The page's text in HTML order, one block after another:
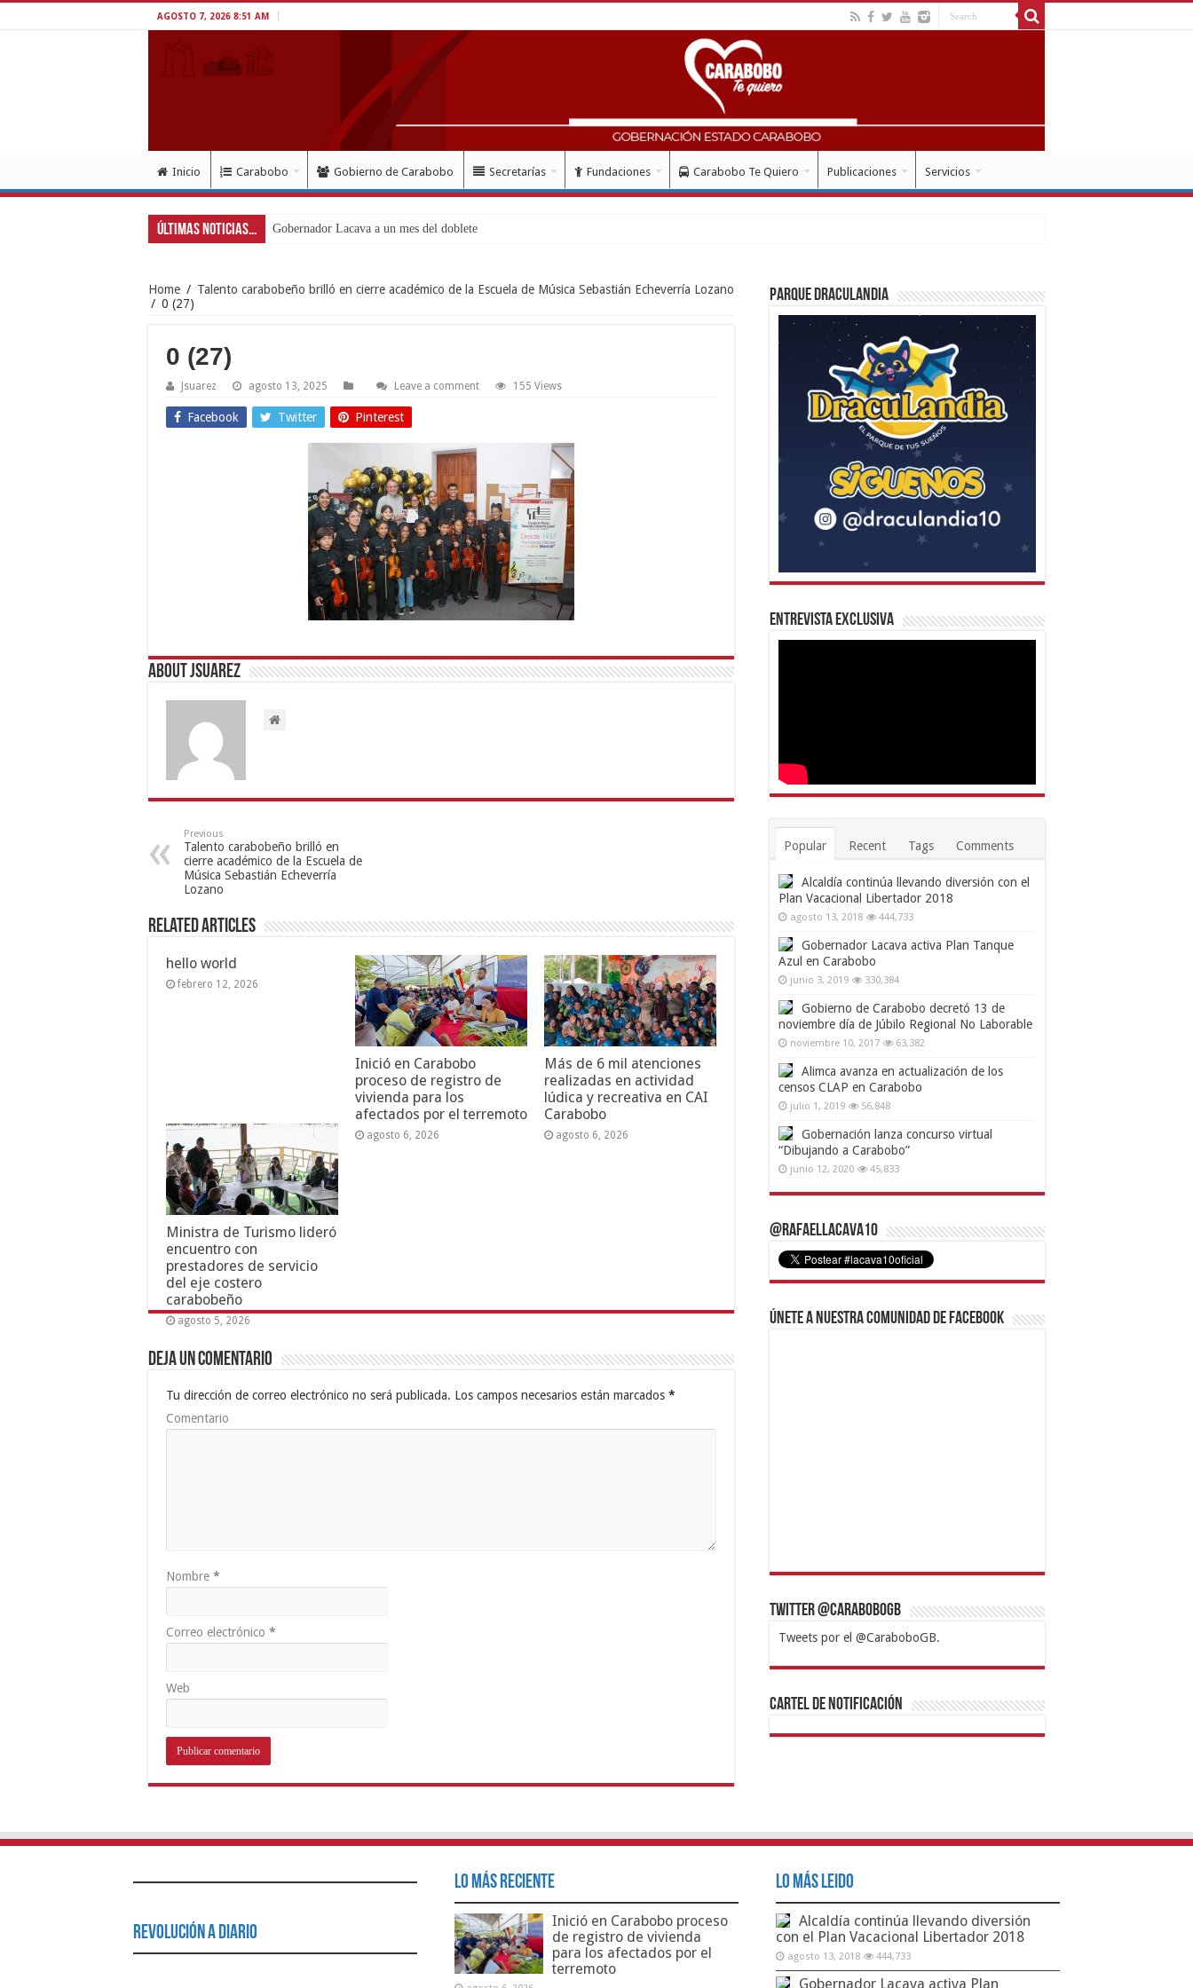
AGOSTO 7, 2026 8:51 AM
Inicio Carabobo Gobierno de Carabobo Secretarías Fundaciones Carabobo Te Quiero Publicaciones Servicios
Últimas Noticias... Gobernador Lacava a un mes del doblete sísmico: “Honro
Home / Talento carabobeño brilló en cierre académico de la Escuela de Música Sebastián Echeverría Lozano
/ 0 (27)
0 (27)
Jsuarez agosto 13, 2025 Leave a comment 155 Views
Facebook Twitter Pinterest
About Jsuarez
Previous
Talento carabobeño brilló en
cierre académico de la Escuela de
Música Sebastián Echeverría
Lozano
Related Articles
hello world
febrero 12, 2026
Inició en Carabobo
proceso de registro de
vivienda para los
afectados por el terremoto
agosto 6, 2026
Más de 6 mil atenciones
realizadas en actividad
lúdica y recreativa en CAI
Carabobo
agosto 6, 2026
Ministra de Turismo lideró
encuentro con
prestadores de servicio
del eje costero
carabobeño
agosto 5, 2026
Deja un comentario
Tu dirección de correo electrónico no será publicada. Los campos necesarios están marcados *
Comentario
Nombre *
Correo electrónico *
Web
Parque Draculandia
Entrevista Exclusiva
Popular Recent Tags Comments
Alcaldía continúa llevando diversión con el
Plan Vacacional Libertador 2018
agosto 13, 2018 444,733
Gobernador Lacava activa Plan Tanque
Azul en Carabobo
junio 3, 2019 330,384
Gobierno de Carabobo decretó 13 de
noviembre día de Júbilo Regional No Laborable
noviembre 10, 2017 63,382
Alimca avanza en actualización de los
censos CLAP en Carabobo
julio 1, 2019 56,848
Gobernación lanza concurso virtual
“Dibujando a Carabobo”
junio 12, 2020 45,833
@RafaelLacava10
Únete a nuestra comunidad de Facebook
Twitter @CaraboboGB
Tweets por el @CaraboboGB.
1xbetBetturkeyBetistKralbetSupertotobetTipobet
https://mvbcasino.com/
Cartel de Notificación
Revolución a Diario
Lo Más Reciente
Inició en Carabobo proceso
de registro de vivienda
para los afectados por el
terremoto
Lo Más Leido
Alcaldía continúa llevando diversión
con el Plan Vacacional Libertador 2018
agosto 13, 2018 444,733
Gobernador Lacava activa Plan